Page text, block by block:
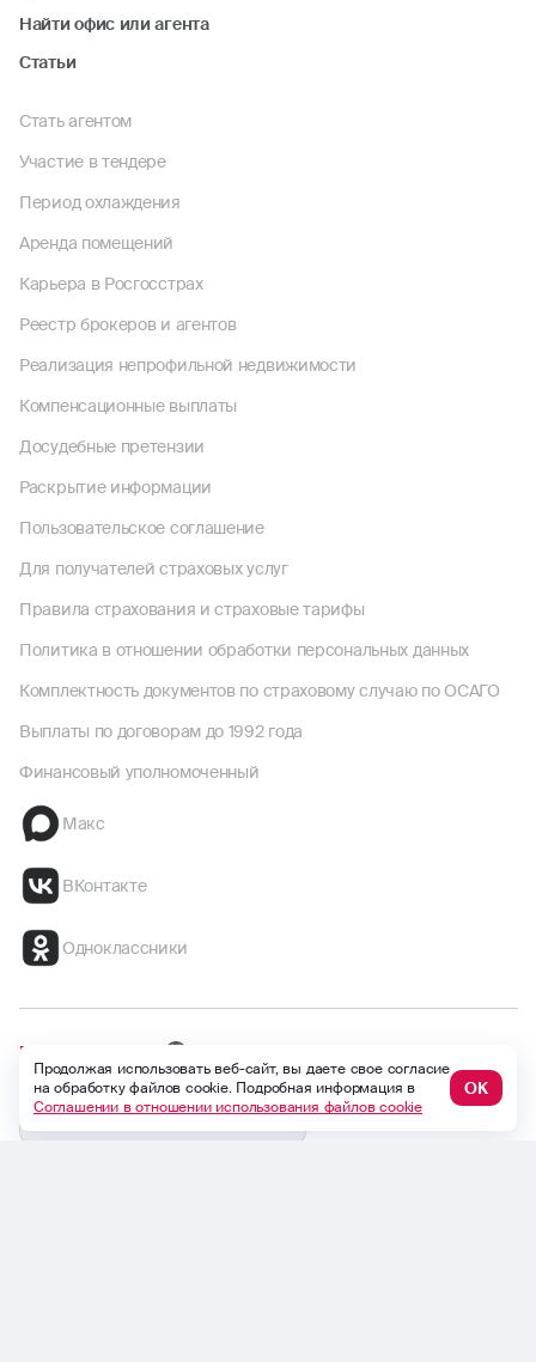
Найти офис или агента
Статьи
Стать агентом
Участие в тендере
Период охлаждения
Аренда помещений
Карьера в Росгосстрах
Реестр брокеров и агентов
Реализация непрофильной недвижимости
Компенсационные выплаты
Досудебные претензии
Раскрытие информации
Пользовательское соглашение
Для получателей страховых услуг
Правила страхования и страховые тарифы
Политика в отношении обработки персональных данных
Комплектность документов по страховому случаю по ОСАГО
Выплаты по договорам до 1992 года
Финансовый уполномоченный
Макс
ВКонтакте
Одноклассники
Безопасность
Версия для слабовидящих
Продолжая использовать веб-сайт, вы даете свое согласие
на обработку файлов cookie. Подробная информация в
Соглашении в отношении использования файлов cookie
ОК